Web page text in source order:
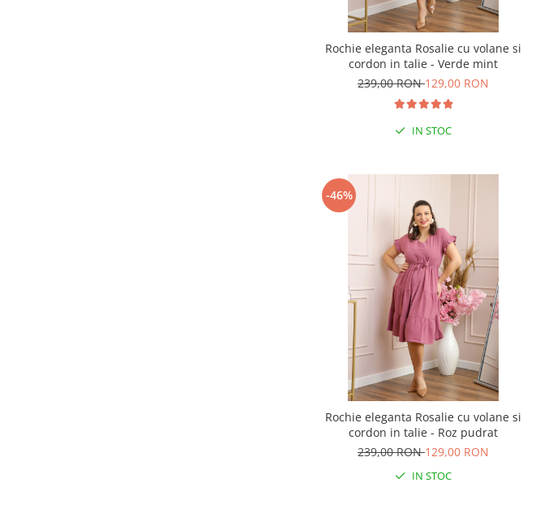
Rochie eleganta Rosalie cu volane si
cordon in talie - Verde mint
239,00 RON129,00 RON
IN STOC
-46%
Rochie eleganta Rosalie cu volane si
cordon in talie - Roz pudrat
239,00 RON129,00 RON
IN STOC